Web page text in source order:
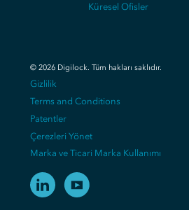
Küresel Ofisler
© 2026Digilock. Tüm hakları saklıdır.
Gizlilik
Terms and Conditions
Patentler
Çerezleri Yönet
Marka ve Ticari Marka Kullanımı